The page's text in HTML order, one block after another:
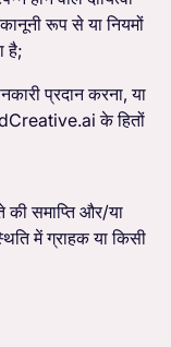
रूप से या नियमों
है;
प्रदान करना, या
के हितों
समाप्ति और/या
में ग्राहक या किसी